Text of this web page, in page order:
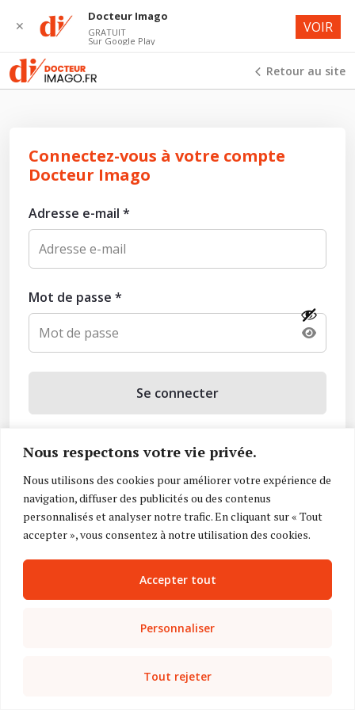
Nous respectons votre vie privée.
Nous utilisons des cookies pour améliorer votre expérience de
navigation, diffuser des publicités ou des contenus
personnalisés et analyser notre trafic. En cliquant sur « Tout
accepter », vous consentez à notre utilisation des cookies.
Personnaliser
Tout rejeter
Accepter tout
Retour au site
Connectez-vous à votre compte
Docteur Imago
Adresse e-mail *
Mot de passe *
Se connecter
Mot de passe oublié ?
Vous n’avez pas de compte ? Inscrivez-vous
✕
Docteur Imago
GRATUIT
Sur Google Play
VOIR